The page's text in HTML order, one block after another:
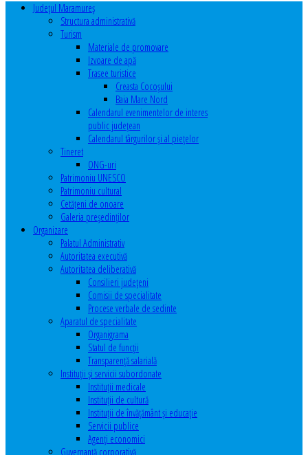
Judeţul Maramureş
Structura administrativă
Turism
Materiale de promovare
Izvoare de apă
Trasee turistice
Creasta Cocoșului
Baia Mare Nord
Calendarul evenimentelor de interes
public judeţean
Calendarul târgurilor şi al pieţelor
Tineret
ONG-uri
Patrimoniu UNESCO
Patrimoniu cultural
Cetăţeni de onoare
Galeria președinților
Organizare
Palatul Administrativ
Autoritatea executivă
Autoritatea deliberativă
Consilieri judeţeni
Comisii de specialitate
Procese verbale de sedinte
Aparatul de specialitate
Organigrama
Statul de funcții
Transparență salarială
Instituţii şi servicii subordonate
Instituţii medicale
Instituţii de cultură
Instituţii de învăţământ şi educaţie
Servicii publice
Agenţi economici
Guvernanță corporativă